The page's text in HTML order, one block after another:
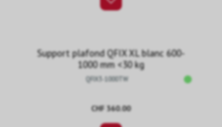
Support plafond QFIX XL blanc 600-
1000 mm <30 kg
QFIX3-1000TW
CHF 360.00